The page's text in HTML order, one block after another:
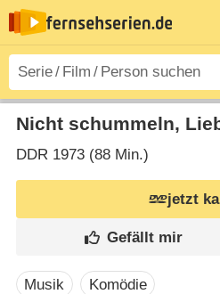
Nicht schummeln,
DDR1973 (88 Min.)
jetzt
Musik Komödie